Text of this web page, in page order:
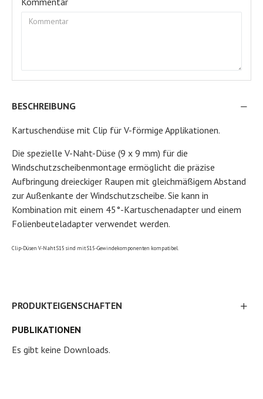
BESCHREIBUNG
Kartuschendüse mit Clip für V-förmige Applikationen.
Die spezielle V-Naht-Düse (9 x 9 mm) für die
Windschutzscheibenmontage ermöglicht die präzise
Aufbringung dreieckiger Raupen mit gleichmäßigem Abstand
zur Außenkante der Windschutzscheibe. Sie kann in
Kombination mit einem 45°-Kartuschenadapter und einem
Folienbeuteladapter verwendet werden.
Clip-Düsen V-Naht S15 sind mit S15-Gewindekomponenten kompatibel.
PRODUKTEIGENSCHAFTEN
PUBLIKATIONEN
Es gibt keine Downloads.